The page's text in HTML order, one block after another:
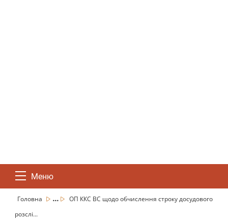
Меню
Головна ...
ОП ККС ВС щодо обчислення строку досудового
розслі...